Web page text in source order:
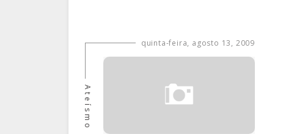
quinta-feira, agosto 13, 2009
Ateísmo